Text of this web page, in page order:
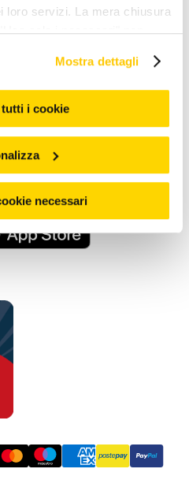
loro servizi. La mera chiusura
solo i necessari" non
può essere espresso
o selezionando le
da "Personalizza"
Mostra dettagli
i cookie
necessari
Condizioni